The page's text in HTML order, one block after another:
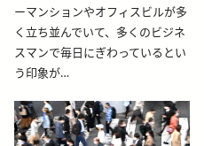
ーマンションやオフィスビルが多
く立ち並んでいて、多くのビジネ
スマンで毎日にぎわっているとい
う印象が…